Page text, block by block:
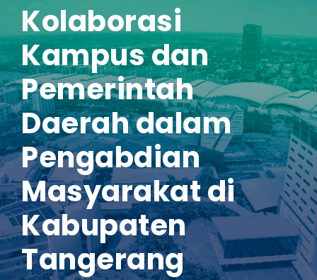
Kolaborasi
Kampus dan
Pemerintah
Daerah dalam
Pengabdian
Masyarakat di
Kabupaten
Tangerang